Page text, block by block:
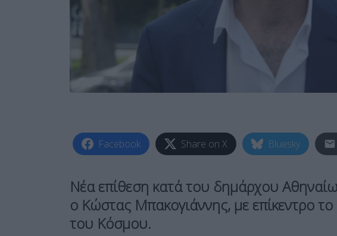
Facebook Share on X Bluesky
Νέα επίθεση κατά του δημάρχου
ο Κώστας Μπακογιάννης, με επίκεντρο
του Κόσμου.